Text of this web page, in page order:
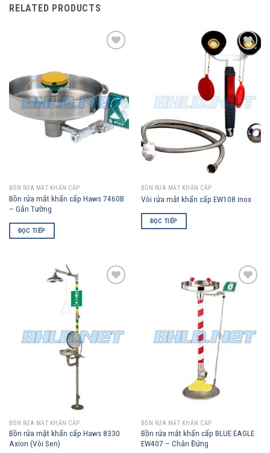
RELATED PRODUCTS
BỒN RỬA MẮT KHẨN CẤP
Bồn rửa mắt khẩn cấp Haws 7460B
– Gắn Tường
ĐỌC TIẾP
Add to
Wishlist
BỒN RỬA MẮT KHẨN CẤP
Vòi rửa mắt khẩn cấp EW108 inox
ĐỌC TIẾP
BỒN RỬA MẮT KHẨN CẤP
Bồn rửa mặt khẩn cấp Haws 8330
Axion (Vòi Sen)
Add to
BỒN RỬA MẮT KHẨN CẤP
Bồn rửa mắt khẩn cấp BLUE EAGLE
EW407 – Chân Đứng